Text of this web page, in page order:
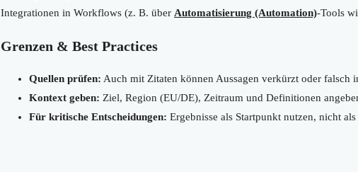
Integrationen in Workflows (z. B. über Automatisierung (Automation)-Tools
Grenzen & Best Practices
Quellen prüfen: Auch mit Zitaten können Aussagen verkürzt oder falsch
Kontext geben: Ziel, Region (EU/DE), Zeitraum und Definitionen
Für kritische Entscheidungen: Ergebnisse als Startpunkt nutzen, nicht